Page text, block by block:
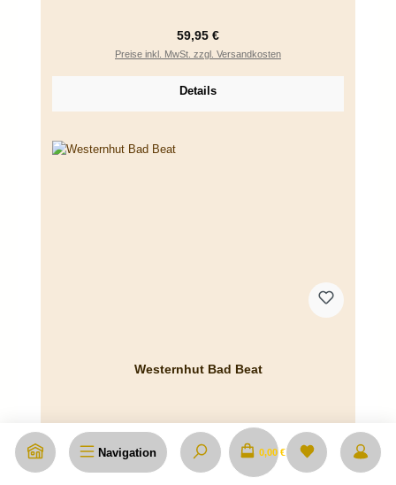
Navigation 0,00 €
Regulärer Preis:
59,95 €
Preise inkl. MwSt. zzgl. Versandkosten
Details
Westernhut Bad Beat